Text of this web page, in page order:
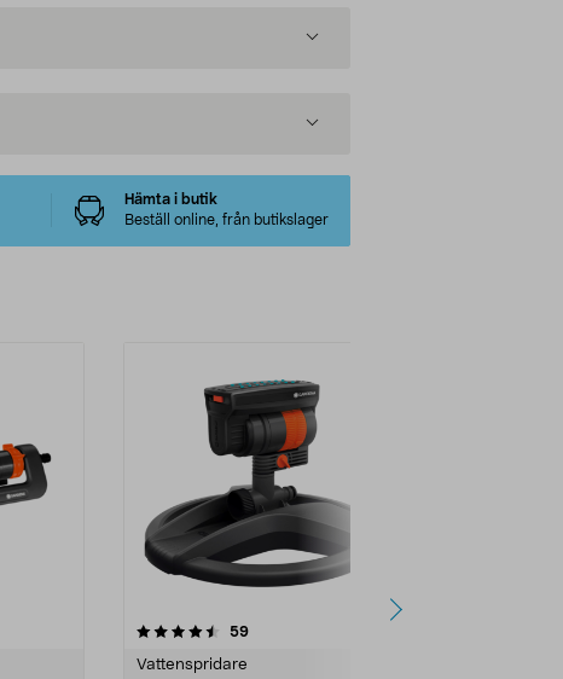
Hämta i butik
Beställ online, från butikslager
59recensioner
Vattenspridare
3.5 av 5 stjärnor